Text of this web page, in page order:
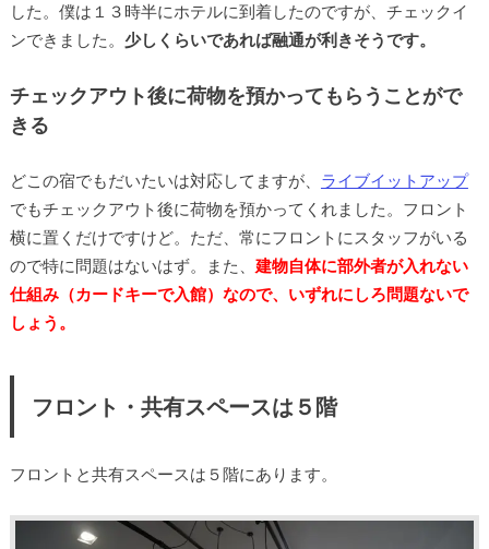
した。僕は１３時半にホテルに到着したのですが、チェックイ
ンできました。 少しくらいであれば融通が利きそうです。
チェックアウト後に荷物を預かってもらうことがで
きる
どこの宿でもだいたいは対応してますが、 ライブイットアップ
でもチェックアウト後に荷物を預かってくれました。フロント
横に置くだけですけど。ただ、常にフロントにスタッフがいる
ので特に問題はないはず。また、 建物自体に部外者が入れない
仕組み（カードキーで入館）なので、いずれにしろ問題ないで
しょう。
フロント・共有スペースは５階
フロントと共有スペースは５階にあります。